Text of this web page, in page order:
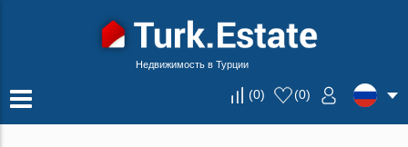
Недвижимость в Турции
(0) (0)